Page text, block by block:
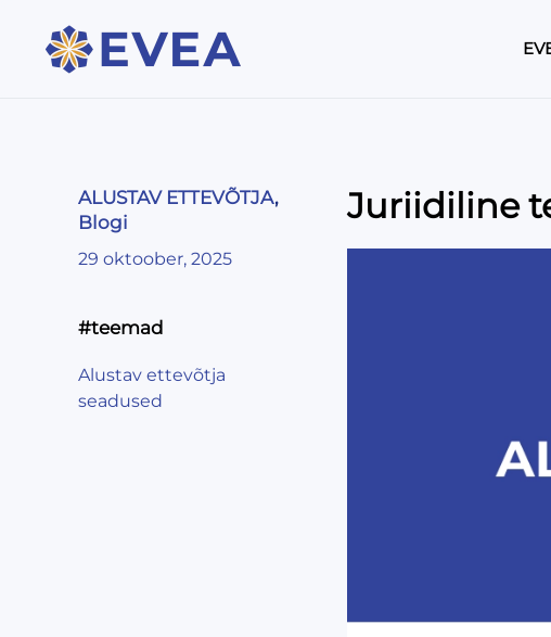
ALUSTAV ETTEVÕTJA,
Blogi
29 oktoober, 2025
#teemad
Alustav ettevõtja
seadused
Juriidiline